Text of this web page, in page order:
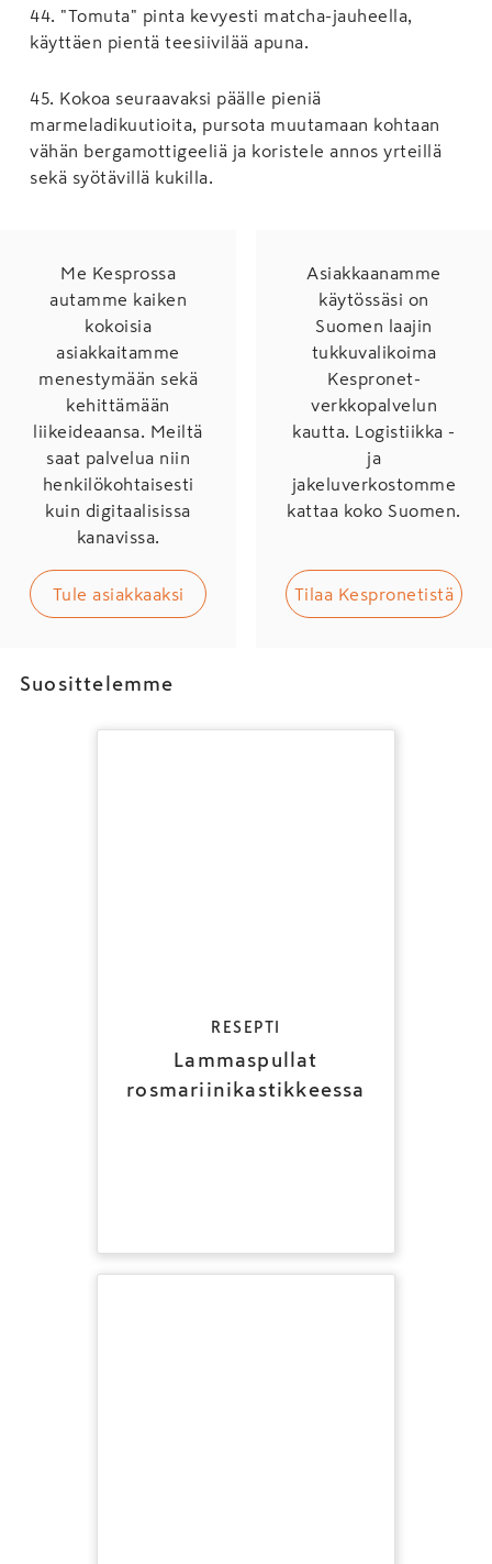
44
"Tomuta" pinta kevyesti matcha-jauheella,
käyttäen pientä teesiivilää apuna.
45
Kokoa seuraavaksi päälle pieniä
marmeladikuutioita, pursota muutamaan kohtaan
vähän bergamottigeeliä ja koristele annos yrteillä
sekä syötävillä kukilla.
Me Kesprossa
autamme kaiken
kokoisia
asiakkaitamme
menestymään sekä
kehittämään
liikeideaansa. Meiltä
saat palvelua niin
henkilökohtaisesti
kuin digitaalisissa
kanavissa.
Tule asiakkaaksi
Asiakkaanamme
käytössäsi on
Suomen laajin
tukkuvalikoima
Kespronet-
verkkopalvelun
kautta. Logistiikka -
ja
jakeluverkostomme
kattaa koko Suomen.
Tilaa Kespronetistä
Suosittelemme
RESEPTI
Lammaspullat
rosmariinikastikkeessa